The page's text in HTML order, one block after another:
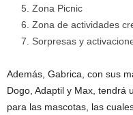
Zona Picnic
Zona de actividades
Sorpresas y
Además, Gabrica, con sus
Dogo, Adaptil y Max, tendrá
para las mascotas, las